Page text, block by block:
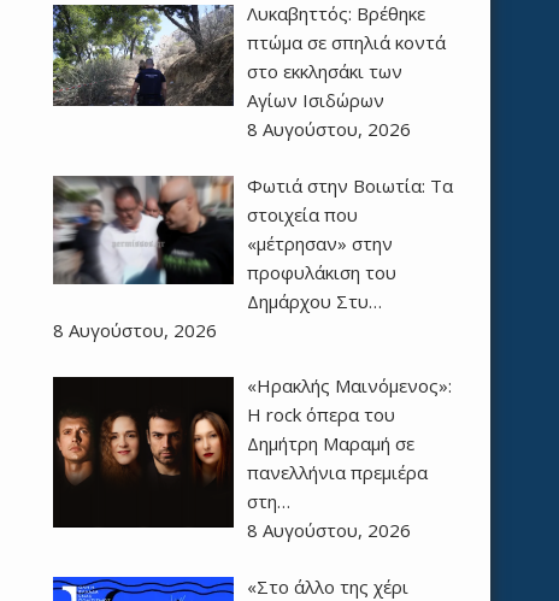
Λυκαβηττός: Βρέθηκε
πτώμα σε σπηλιά κοντά
στο εκκλησάκι των
Αγίων Ισιδώρων
8 Αυγούστου, 2026
Φωτιά στην Βοιωτία: Τα
στοιχεία που
«μέτρησαν» στην
προφυλάκιση του
Δημάρχου Στυ…
8 Αυγούστου, 2026
«Ηρακλής Μαινόμενος»:
H rock όπερα του
Δημήτρη Μαραμή σε
πανελλήνια πρεμιέρα
στη…
8 Αυγούστου, 2026
«Στο άλλο της χέρι